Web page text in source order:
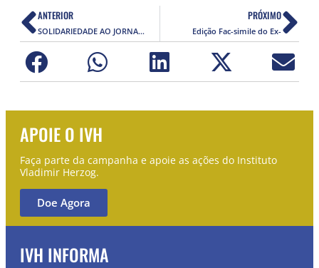
ANTERIOR
SOLIDARIEDADE AO JORNALISTA EMILIANO JOSÉ
PRÓXIMO
Edição Fac-simile do Ex-
APOIE O IVH
Faça parte da campanha e apoie as ações do Instituto
Vladimir Herzog.
Doe Agora
IVH INFORMA